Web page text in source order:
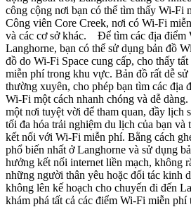
công cộng nơi bạn có thể tìm thấy Wi-Fi
Công viên Core Creek, nơi có Wi-Fi
và các cơ sở khác. Để tìm các địa điểm
Langhorne, bạn có thể sử dụng bản đồ
đồ do Wi-Fi Space cung cấp, cho thấy
miễn phí trong khu vực. Bản đồ rất dễ
thường xuyên, cho phép bạn tìm các địa
Wi-Fi một cách nhanh chóng và dễ
một nơi tuyệt vời để tham quan, đầy lịch
tối đa hóa trải nghiệm du lịch của bạn và
kết nối với Wi-Fi miễn phí. Bằng cách
phổ biến nhất ở Langhorne và sử dụng
hưởng kết nối internet liền mạch, không
những người thân yêu hoặc đối tác kinh
không lên kế hoạch cho chuyến đi đến
khám phá tất cả các điểm Wi-Fi miễn phí